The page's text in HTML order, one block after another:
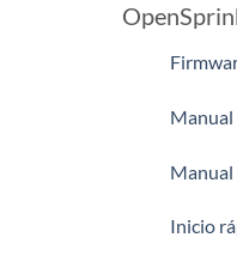
Manual
Manual
Inicio